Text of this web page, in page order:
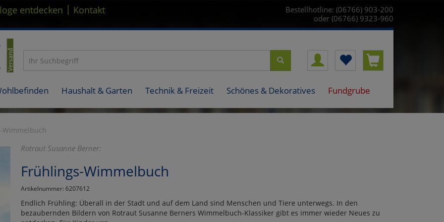
entdecken | Kontakt
Bestellhotline: (06766) 903-200
oder (06766) 9323-960
Haushalt & Garten Technik & Freizeit Schönes & Dekoratives Fundgrube
Wimmelbuch
Rotraut Susanne Berner:
Frühlings-Wimmelbuch
Artikelnummer: 6207612
Endlich Frühling: Überall in der Stadt und auf dem Land sind Menschen und Tiere unterwegs. In den
bezaubernden Bildern von Rotraut Susanne Berners Wimmelbuch-Klassiker gibt es immer wieder Neues zu